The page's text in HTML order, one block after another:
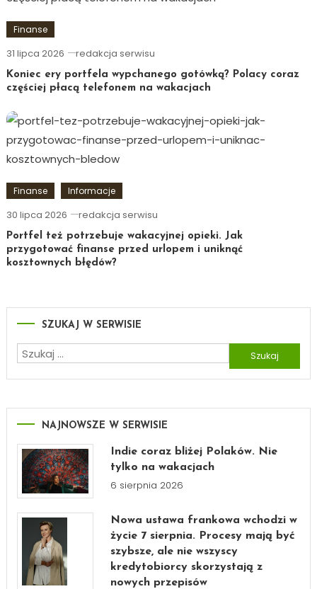
Finanse
31 lipca 2026 redakcja serwisu
Koniec ery portfela wypchanego gotówką? Polacy coraz
częściej płacą telefonem na wakacjach
Finanse Informacje
30 lipca 2026 redakcja serwisu
Portfel też potrzebuje wakacyjnej opieki. Jak
przygotować finanse przed urlopem i uniknąć
kosztownych błędów?
SZUKAJ W SERWISIE
Szukaj:
NAJNOWSZE W SERWISIE
Indie coraz bliżej Polaków. Nie
tylko na wakacjach
6 sierpnia 2026
Nowa ustawa frankowa wchodzi w
życie 7 sierpnia. Procesy mają być
szybsze, ale nie wszyscy
kredytobiorcy skorzystają z
nowych przepisów